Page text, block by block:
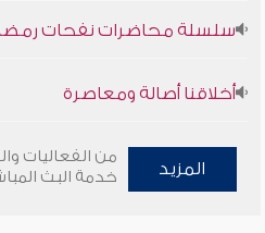
سلسلة محاضرات نفحات رمضانية
المزيد
من الفعاليات
خدمة البث